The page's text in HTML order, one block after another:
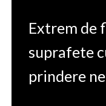
Extrem de
suprafete
prindere